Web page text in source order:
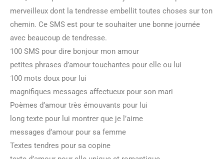
merveilleux dont la tendresse embellit toutes choses sur ton
chemin. Ce SMS est pour te souhaiter une bonne journée
avec beaucoup de tendresse.
100 SMS pour dire bonjour mon amour
petites phrases d’amour touchantes pour elle ou lui
100 mots doux pour lui
magnifiques messages affectueux pour son mari
Poèmes d’amour très émouvants pour lui
long texte pour lui montrer que je l’aime
messages d’amour pour sa femme
Textes tendres pour sa copine